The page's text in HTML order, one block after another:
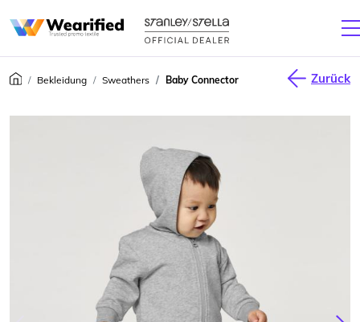
Bekleidung Sweathers Baby Connector Zurück